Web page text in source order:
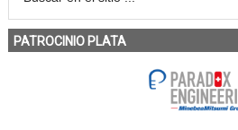
PATROCINIO PLATA